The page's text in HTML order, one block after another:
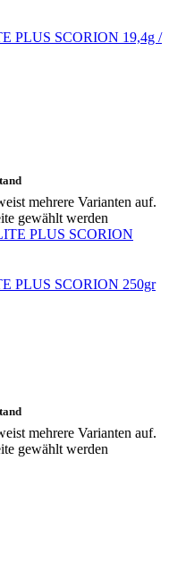
PLUS SCORION 19,4g /
mehrere Varianten auf.
gewählt werden
PLUS SCORION 250gr
mehrere Varianten auf.
gewählt werden